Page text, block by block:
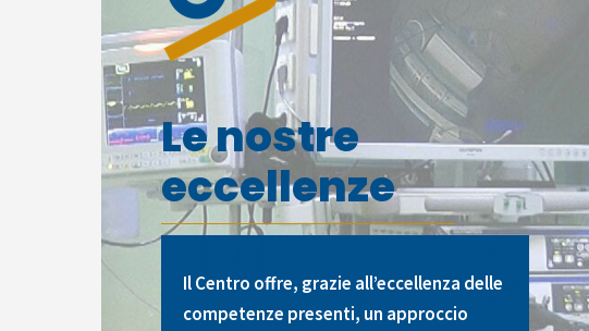
Le nostre
eccellenze
Il Centro offre, grazie all’eccellenza delle
competenze presenti, un approccio